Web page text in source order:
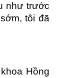
như trước
tôi đã
Hồng